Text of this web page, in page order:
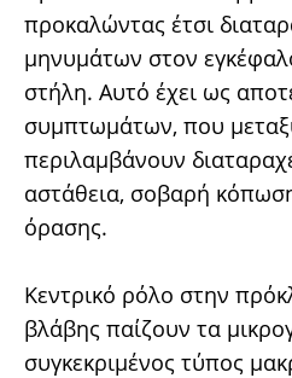
προκαλώντας έτσι
μηνυμάτων στον
στήλη. Αυτό έχει ως
συμπτωμάτων, που
περιλαμβάνουν
αστάθεια, σοβαρή
όρασης.
Κεντρικό ρόλο στην
βλάβης παίζουν τα
συγκεκριμένος τύπος